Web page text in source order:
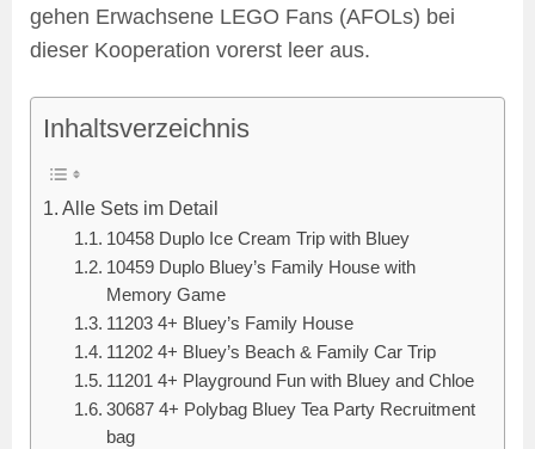
gehen Erwachsene LEGO Fans (AFOLs) bei
dieser Kooperation vorerst leer aus.
Inhaltsverzeichnis
Alle Sets im Detail
10458 Duplo Ice Cream Trip with Bluey
10459 Duplo Bluey’s Family House with
Memory Game
11203 4+ Bluey’s Family House
11202 4+ Bluey’s Beach & Family Car Trip
11201 4+ Playground Fun with Bluey and Chloe
30687 4+ Polybag Bluey Tea Party Recruitment
bag